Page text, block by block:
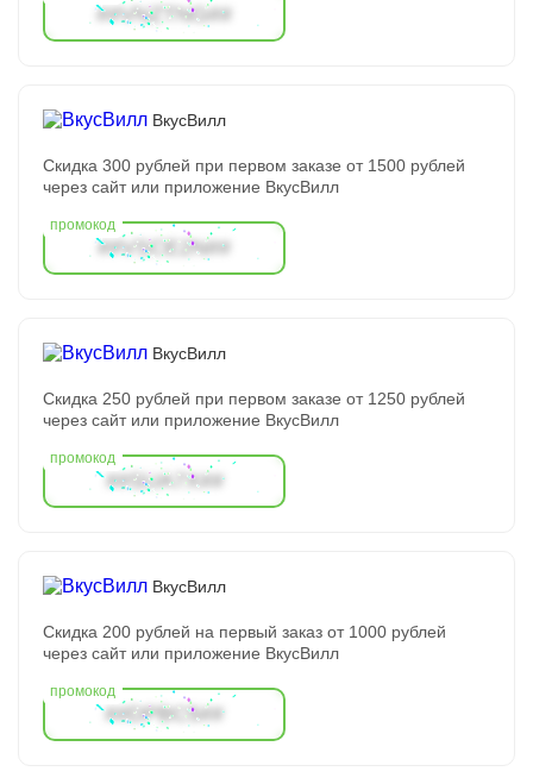
##VNZTNG##
ВкусВилл
Скидка 300 рублей при первом заказе от 1500 рублей
через сайт или приложение ВкусВилл
##VSCE2N##
ВкусВилл
Скидка 250 рублей при первом заказе от 1250 рублей
через сайт или приложение ВкусВилл
##SUA7X##
ВкусВилл
Скидка 200 рублей на первый заказ от 1000 рублей
через сайт или приложение ВкусВилл
##DPBC5##